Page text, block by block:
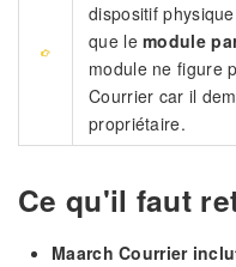
dispositif
que lemodule
module ne figure
Courrier car il
propriétaire.
Ce qu'il faut
Maarch Courrier